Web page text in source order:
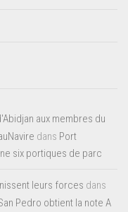
aux membres du
dans Port
six portiques de parc
leurs forces dans
Pedro obtient la note A